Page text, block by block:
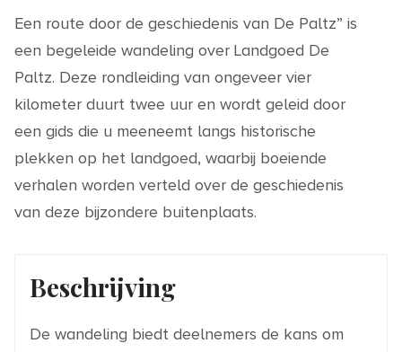
Een route door de geschiedenis van De Paltz” is
een begeleide wandeling over Landgoed De
Paltz. Deze rondleiding van ongeveer vier
kilometer duurt twee uur en wordt geleid door
een gids die u meeneemt langs historische
plekken op het landgoed, waarbij boeiende
verhalen worden verteld over de geschiedenis
van deze bijzondere buitenplaats.
Beschrijving
De wandeling biedt deelnemers de kans om